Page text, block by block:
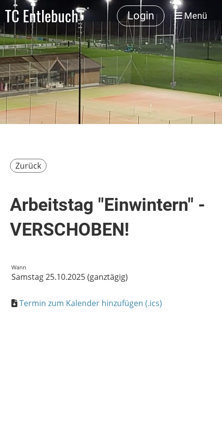
TC Entlebuch Login Menü
Zurück
Arbeitstag "Einwintern" -
VERSCHOBEN!
Wann
Samstag 25.10.2025 (ganztägig)
Termin zum Kalender hinzufügen (.ics)